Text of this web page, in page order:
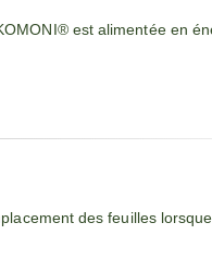
est alimentée en
des feuilles